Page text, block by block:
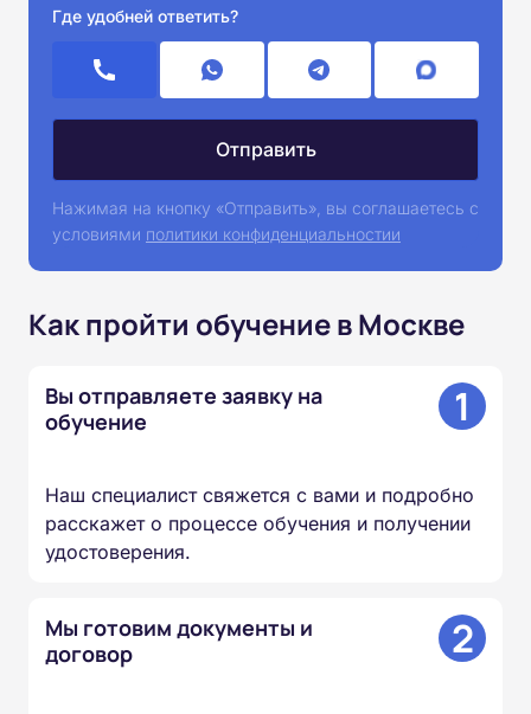
Где удобней ответить?
Нажимая на кнопку «Отправить», вы соглашаетесь с
условиями политики конфиденциальностии
Как пройти обучение в Москве
Вы отправляете заявку на
обучение
1
Наш специалист свяжется с вами и подробно
расскажет о процессе обучения и получении
удостоверения.
Мы готовим документы и
договор
2